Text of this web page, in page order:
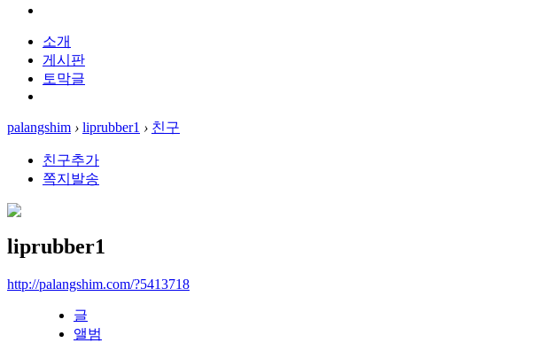
소개
게시판
토막글
palangshim › liprubber1 › 친구
친구추가
쪽지발송
liprubber1
http://palangshim.com/?5413718
글
앨범